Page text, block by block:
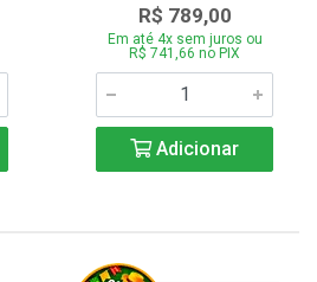
R$ 789,00
Em até 4x sem juros ou
R$ 741,66 no PIX
Adicionar